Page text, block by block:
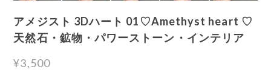
アメジスト 3Dハート 01♡Amethyst heart ♡
天然石・鉱物・パワーストーン・インテリア
¥3,500